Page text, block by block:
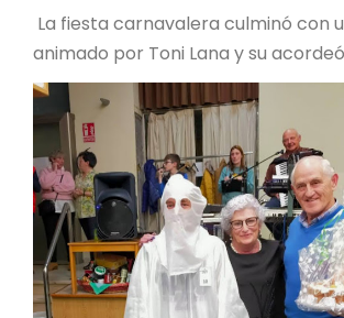
La fiesta carnavalera culminó con
animado por Toni Lana y su